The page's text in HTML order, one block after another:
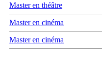
Master en théâtre
Master en cinéma
Master en cinéma